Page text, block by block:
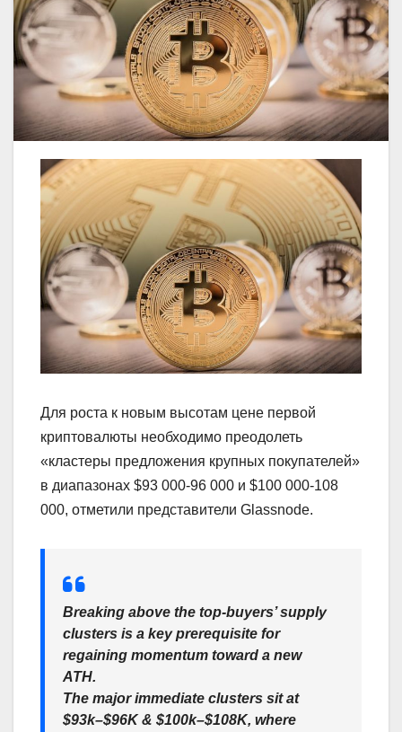
Для роста к новым высотам цене первой
криптовалюты необходимо преодолеть
«кластеры предложения крупных покупателей»
в диапазонах $93 000-96 000 и $100 000-108
000, отметили представители Glassnode.
Breaking above the top-buyers’ supply
clusters is a key prerequisite for
regaining momentum toward a new
ATH.
The major immediate clusters sit at
$93k–$96K & $100k–$108K, where